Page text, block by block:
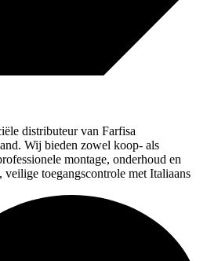
distributeur van Farfisa
Wij bieden zowel koop- als
montage, onderhoud en
toegangscontrole met Italiaans